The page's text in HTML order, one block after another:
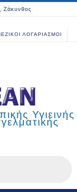
Ζάκυνθος
ΛΟΓΑΡΙΑΣΜΟΙ
Υγιεινής